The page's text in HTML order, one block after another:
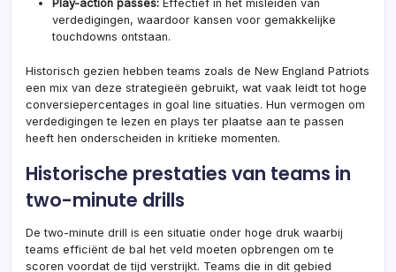
Play-action passes: Effectief in het misleiden van
verdedigingen, waardoor kansen voor gemakkelijke
touchdowns ontstaan.
Historisch gezien hebben teams zoals de New England Patriots
een mix van deze strategieën gebruikt, wat vaak leidt tot hoge
conversiepercentages in goal line situaties. Hun vermogen om
verdedigingen te lezen en plays ter plaatse aan te passen
heeft hen onderscheiden in kritieke momenten.
Historische prestaties van teams in
two-minute drills
De two-minute drill is een situatie onder hoge druk waarbij
teams efficiënt de bal het veld moeten opbrengen om te
scoren voordat de tijd verstrijkt. Teams die in dit gebied